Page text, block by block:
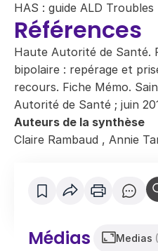
HAS : guide ALD Troubles
Références
Haute Autorité de Santé.
bipolaire : repérage et
recours. Fiche Mémo.
Autorité de Santé ; juin
Auteurs de la synthèse
Claire Rambaud , Annie
Médias Medias